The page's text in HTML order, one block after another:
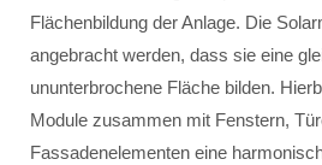
Flächenbildung der Anlage. Die
angebracht werden, dass sie eine
ununterbrochene Fläche bilden.
Module zusammen mit Fenstern,
Fassadenelementen eine